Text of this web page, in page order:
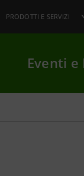
PRODOTTI E SERVIZI
Eventi